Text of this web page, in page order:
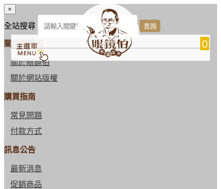
0
×
全站搜尋
關於眼鏡伯
關於眼鏡伯
關於網站版權
購買指南
常見問題
付款方式
訊息公告
最新消息
促銷商品